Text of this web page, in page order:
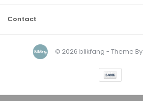
Contact
© 2026 blikfang - Theme By